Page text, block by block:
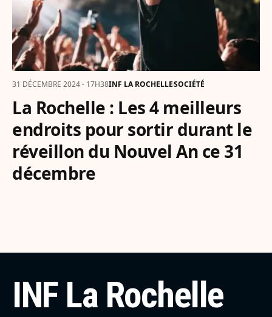
31 DÉCEMBRE 2024 - 17H38INF LA ROCHELLESOCIÉTÉ
La Rochelle : Les 4 meilleurs
endroits pour sortir durant le
réveillon du Nouvel An ce 31
décembre
INF La Rochelle